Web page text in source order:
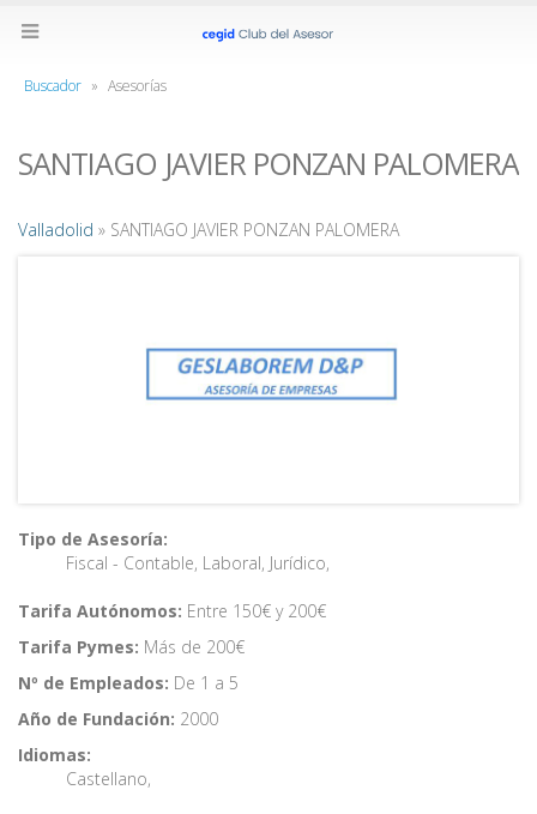
Buscador » Asesorías
SANTIAGO JAVIER PONZAN PALOMERA
Valladolid » SANTIAGO JAVIER PONZAN PALOMERA
Tipo de Asesoría:
Fiscal - Contable, Laboral, Jurídico,
Tarifa Autónomos: Entre 150€ y 200€
Tarifa Pymes: Más de 200€
Nº de Empleados: De 1 a 5
Año de Fundación: 2000
Idiomas:
Castellano,